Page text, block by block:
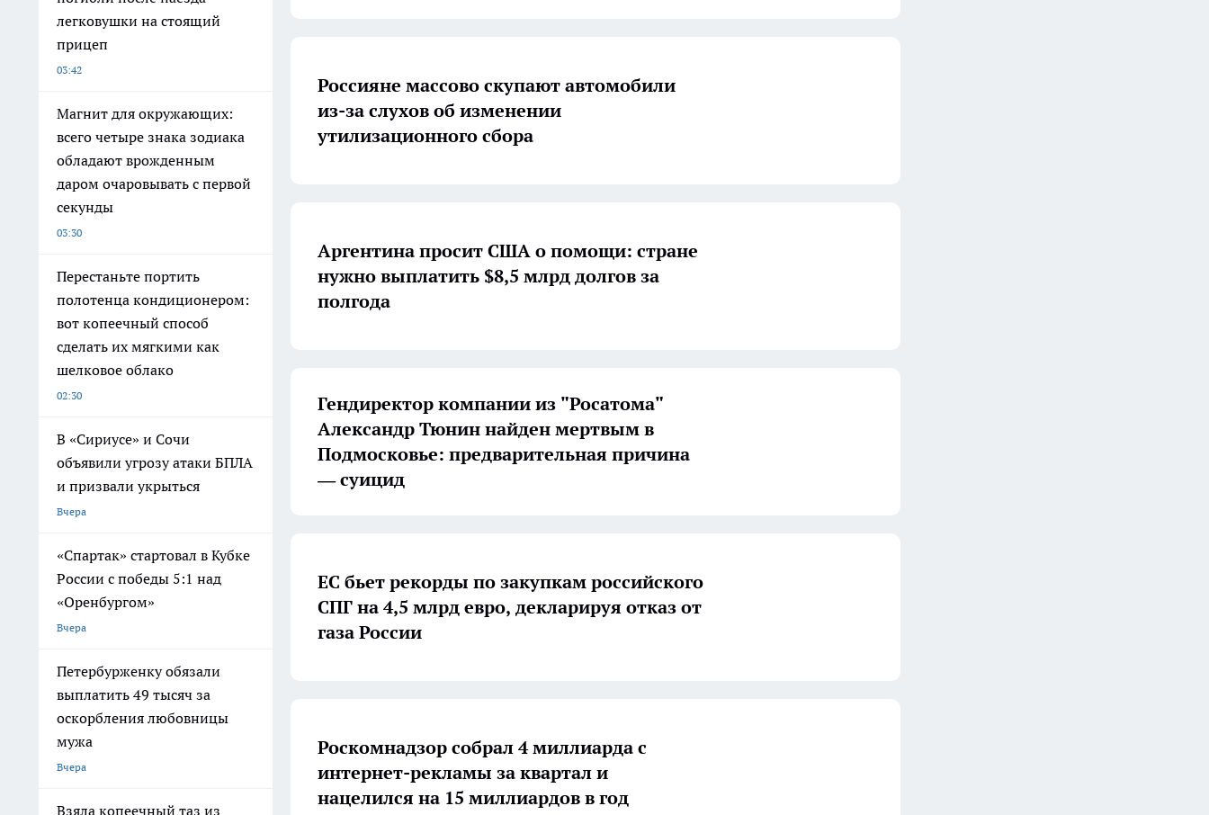
легковушки на стоящий
прицеп
03:42
Магнит для окружающих:
всего четыре знака зодиака
обладают врожденным
даром очаровывать с первой
секунды
03:30
Перестаньте портить
полотенца кондиционером:
вот копеечный способ
сделать их мягкими как
шелковое облако
02:30
В «Сириусе» и Сочи
объявили угрозу атаки БПЛА
и призвали укрыться
Вчера
«Спартак» стартовал в Кубке
России с победы 5:1 над
«Оренбургом»
Вчера
Петербурженку обязали
выплатить 49 тысяч за
оскорбления любовницы
мужа
Вчера
Взяла копеечный таз из
Россияне массово скупают автомобили
из-за слухов об изменении
утилизационного сбора
Аргентина просит США о помощи: стране
нужно выплатить $8,5 млрд долгов за
полгода
Гендиректор компании из "Росатома"
Александр Тюнин найден мертвым в
Подмосковье: предварительная причина
— суицид
ЕС бьет рекорды по закупкам российского
СПГ на 4,5 млрд евро, декларируя отказ от
газа России
Роскомнадзор собрал 4 миллиарда с
интернет-рекламы за квартал и
нацелился на 15 миллиардов в год